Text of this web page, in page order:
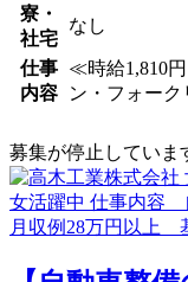
寮・
社宅
なし
仕事
内容
≪時給1,810
ン・フォーク
募集が停止していま